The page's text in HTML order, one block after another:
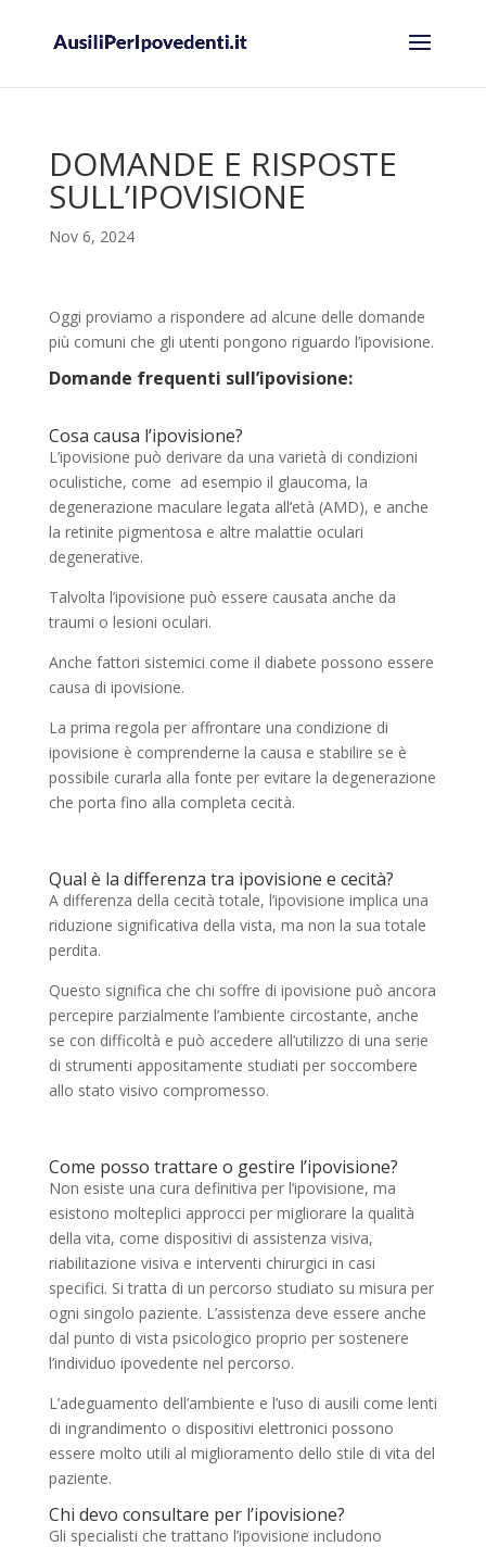
DOMANDE E RISPOSTE
SULL’IPOVISIONE
Nov 6, 2024
Oggi proviamo a rispondere ad alcune delle domande
più comuni che gli utenti pongono riguardo l’ipovisione.
Domande frequenti sull’ipovisione:
Cosa causa l’ipovisione?
L’ipovisione può derivare da una varietà di condizioni
oculistiche, come ad esempio il glaucoma, la
degenerazione maculare legata all’età (AMD), e anche
la retinite pigmentosa e altre malattie oculari
degenerative.
Talvolta l’ipovisione può essere causata anche da
traumi o lesioni oculari.
Anche fattori sistemici come il diabete possono essere
causa di ipovisione.
La prima regola per affrontare una condizione di
ipovisione è comprenderne la causa e stabilire se è
possibile curarla alla fonte per evitare la degenerazione
che porta fino alla completa cecità.
Qual è la differenza tra ipovisione e cecità?
A differenza della cecità totale, l’ipovisione implica una
riduzione significativa della vista, ma non la sua totale
perdita.
Questo significa che chi soffre di ipovisione può ancora
percepire parzialmente l’ambiente circostante, anche
se con difficoltà e può accedere all’utilizzo di una serie
di strumenti appositamente studiati per soccombere
allo stato visivo compromesso.
Come posso trattare o gestire l’ipovisione?
Non esiste una cura definitiva per l’ipovisione, ma
esistono molteplici approcci per migliorare la qualità
della vita, come dispositivi di assistenza visiva,
riabilitazione visiva e interventi chirurgici in casi
specifici. Si tratta di un percorso studiato su misura per
ogni singolo paziente. L’assistenza deve essere anche
dal punto di vista psicologico proprio per sostenere
l’individuo ipovedente nel percorso.
L’adeguamento dell’ambiente e l’uso di ausili come lenti
di ingrandimento o dispositivi elettronici possono
essere molto utili al miglioramento dello stile di vita del
paziente.
Chi devo consultare per l’ipovisione?
Gli specialisti che trattano l’ipovisione includono